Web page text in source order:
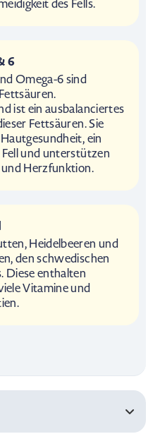
des Fells.
6
Omega-6 sind
ist ein ausbalanciertes
Fettsäuren. Sie
ein
und unterstützen
Herzfunktion.
Heidelbeeren und
den schwedischen
Diese enthalten
Vitamine und